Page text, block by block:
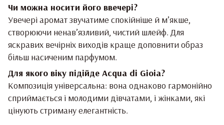
Чи можна носити його ввечері?
Увечері аромат звучатиме спокійніше й м’якше,
створюючи ненав’язливий, чистий шлейф. Для
яскравих вечірніх виходів краще доповнити образ
більш насиченим парфумом.
Для якого віку підійде Acqua di Gioia?
Композиція універсальна: вона однаково гармонійно
сприймається і молодими дівчатами, і жінками, які
цінують стриману елегантність.